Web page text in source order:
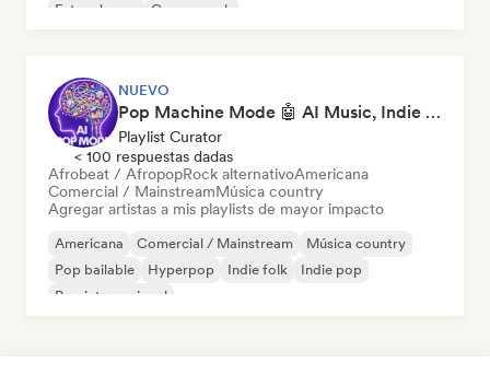
Future house
Garage rock
NUEVO
Pop Machine Mode 🤖 AI Music, Indie Pop & Dream Pop
Playlist Curator
< 100 respuestas dadas
Afrobeat / AfropopRock alternativoAmericana
Comercial / MainstreamMúsica country
Agregar artistas a mis playlists de mayor impacto
Americana Comercial / Mainstream
Música country
Pop bailable
Hyperpop Indie folk
Indie pop
Pop internacional